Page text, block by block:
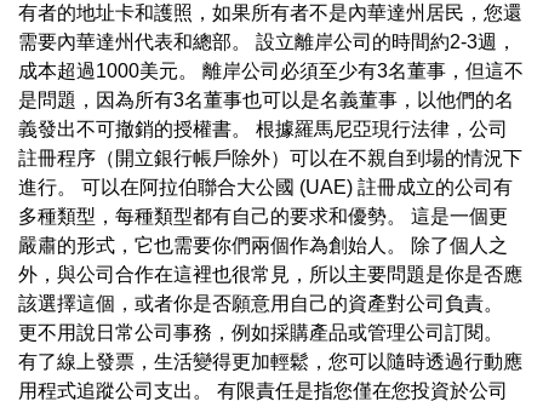
有者的地址卡和護照，如果所有者不是內華達州居民，您還
需要內華達州代表和總部。 設立離岸公司的時間約2-3週，
成本超過1000美元。 離岸公司必須至少有3名董事，但這不
是問題，因為所有3名董事也可以是名義董事，以他們的名
義發出不可撤銷的授權書。 根據羅馬尼亞現行法律，公司
註冊程序（開立銀行帳戶除外）可以在不親自到場的情況下
進行。 可以在阿拉伯聯合大公國 (UAE) 註冊成立的公司有
多種類型，每種類型都有自己的要求和優勢。 這是一個更
嚴肅的形式，它也需要你們兩個作為創始人。 除了個人之
外，與公司合作在這裡也很常見，所以主要問題是你是否應
該選擇這個，或者你是否願意用自己的資產對公司負責。
更不用說日常公司事務，例如採購產品或管理公司訂閱。
有了線上發票，生活變得更加輕鬆，您可以隨時透過行動應
用程式追蹤公司支出。 有限責任是指您僅在您投資於公司